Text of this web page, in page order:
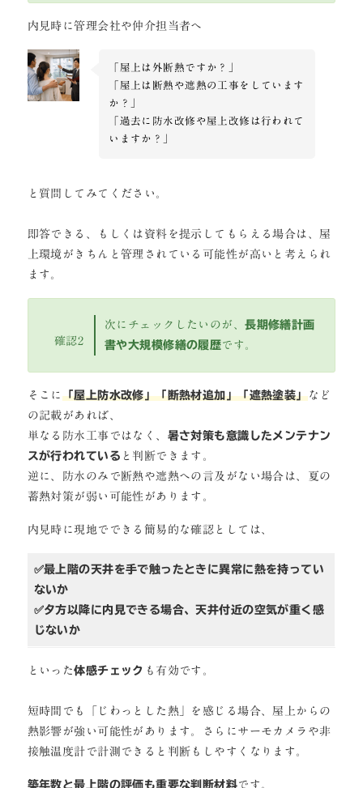
内見時に管理会社や仲介担当者へ
「屋上は外断熱ですか？」
「屋上は断熱や遮熱の工事をしています
か？」
「過去に防水改修や屋上改修は行われて
いますか？」
と質問してみてください。
即答できる、もしくは資料を提示してもらえる場合は、屋
上環境がきちんと管理されている可能性が高いと考えられ
ます。
確認2
次にチェックしたいのが、長期修繕計画
書や大規模修繕の履歴です。
そこに 「屋上防水改修」「断熱材追加」「遮熱塗装」など
の記載があれば、
単なる防水工事ではなく、 暑さ対策も意識したメンテナン
スが行われている と判断できます。
逆に、防水のみで断熱や遮熱への言及がない場合は、夏の
蓄熱対策が弱い可能性があります。
内見時に現地でできる簡易的な確認としては、
✅最上階の天井を手で触ったときに異常に熱を持ってい
ないか
✅夕方以降に内見できる場合、天井付近の空気が重く感
じないか
といった体感チェック も有効です。
短時間でも「じわっとした熱」を感じる場合、屋上からの
熱影響が強い可能性があります。さらにサーモカメラや非
接触温度計で計測できると判断もしやすくなります。
築年数と最上階の評価も重要な判断材料です。